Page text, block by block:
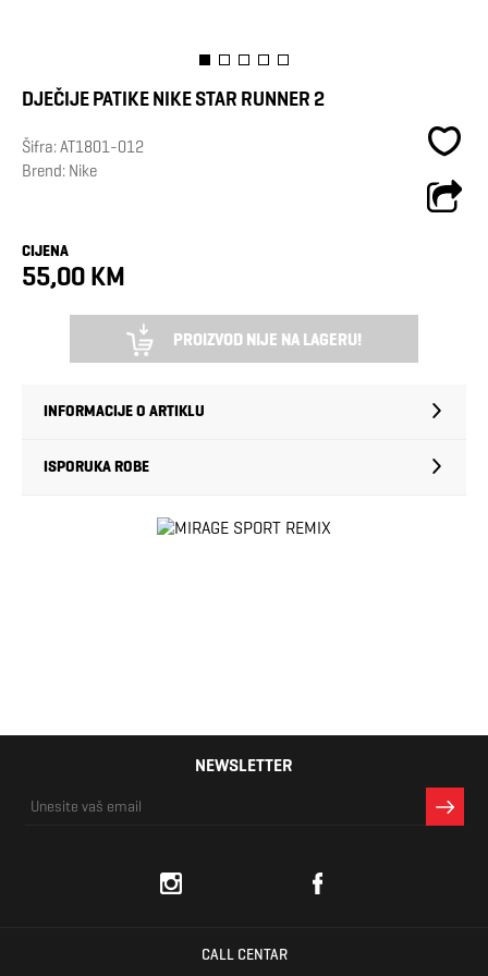
DJEČIJE PATIKE NIKE STAR RUNNER 2
Šifra:AT1801-012
Brend: Nike
CIJENA
55,00 KM
PROIZVOD NIJE NA LAGERU!
INFORMACIJE O ARTIKLU
ISPORUKA ROBE
NEWSLETTER
CALL CENTAR